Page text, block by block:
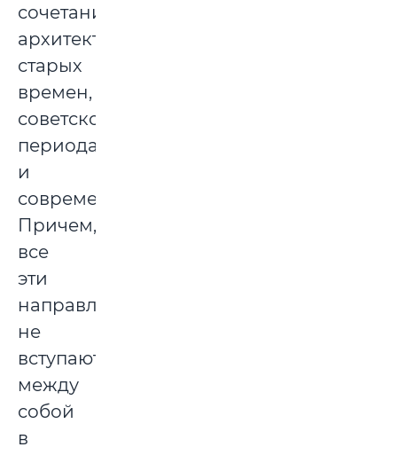
сочетание
архитектуры
старых
времен,
советского
периода
и
современности.
Причем,
все
эти
направления
не
вступают
между
собой
в